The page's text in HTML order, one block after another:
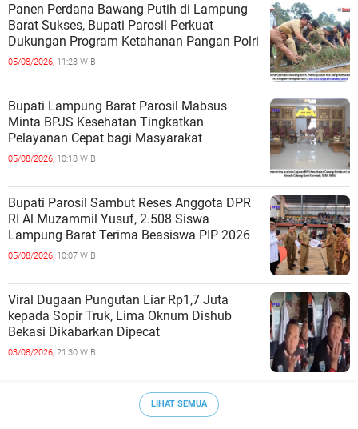
Panen Perdana Bawang Putih di Lampung
Barat Sukses, Bupati Parosil Perkuat
Dukungan Program Ketahanan Pangan Polri
05/08/2026, 11:23 WIB
Bupati Lampung Barat Parosil Mabsus
Minta BPJS Kesehatan Tingkatkan
Pelayanan Cepat bagi Masyarakat
05/08/2026, 10:18 WIB
Bupati Parosil Sambut Reses Anggota DPR
RI Al Muzammil Yusuf, 2.508 Siswa
Lampung Barat Terima Beasiswa PIP 2026
05/08/2026, 10:07 WIB
Viral Dugaan Pungutan Liar Rp1,7 Juta
kepada Sopir Truk, Lima Oknum Dishub
Bekasi Dikabarkan Dipecat
03/08/2026, 21:30 WIB
LIHAT SEMUA